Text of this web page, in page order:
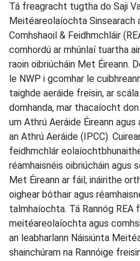
Tá freagracht tugtha do Saji
Meitéareolaíochta Sinsearach
Comhshaoil & Feidhmchláir
comhordú ar mhúnlaí tuartha
raoin oibriúcháin Met Éireann.
le NWP i gcomhar le
taighde aeráide freisin, ar
domhanda, mar thacaíocht
um Athrú Aeráide Éireann
an Athrú Aeráide (IPCC).
feidhmchlár
réamhaisnéis oibriúcháin agus
Met Éireann ar fáil; ináirithe
oighear bóthair agus
talmhaíochta. Tá Rannóg REA
meitéareolaíochta agus
an leabharlann Náisiúnta
shainchúram na Rannóige